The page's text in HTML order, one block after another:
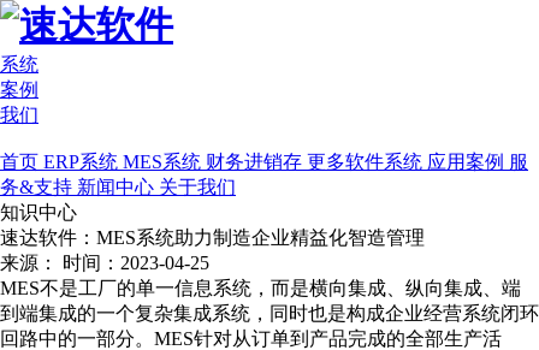
系统
案例
我们
首页 ERP系统 MES系统 财务进销存 更多软件系统 应用案例 服
务&支持 新闻中心 关于我们
知识中心
速达软件：MES系统助力制造企业精益化智造管理
来源： 时间：2023-04-25
MES不是工厂的单一信息系统，而是横向集成、纵向集成、端
到端集成的一个复杂集成系统，同时也是构成企业经营系统闭环
回路中的一部分。MES针对从订单到产品完成的全部生产活